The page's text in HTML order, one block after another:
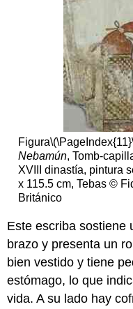
Figura
Nebamún, Tomb-
XVIII dinastía, pintura
x 115.5 cm, Tebas ©
Británico
Este escriba sostiene
brazo y presenta un
bien vestido y tiene
estómago, lo que
vida. A su lado hay